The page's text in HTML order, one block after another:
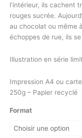
l’intérieur, ils cachent
rouges sucrée.
au chocolat ou même
échoppes de rue, ils
Illustration en série
Impression A4 ou
250g – Papier recyclé
Format